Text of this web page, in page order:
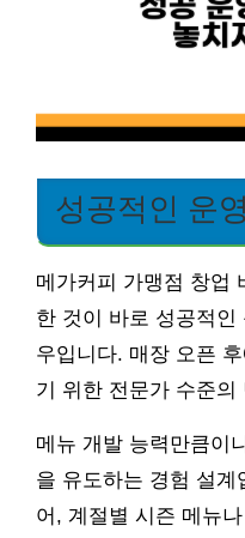
성공적인 운
메가커피 가맹점 창업
한 것이 바로 성공적
우입니다. 매장 오픈
기 위한 전문가 수준의
메뉴 개발 능력만큼이
을 유도하는 경험 설계
어, 계절별 시즌 메뉴